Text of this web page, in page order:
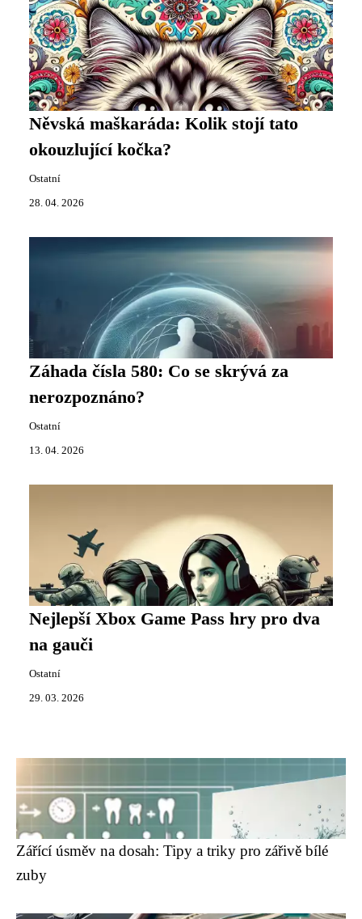
Něvská maškaráda: Kolik stojí tato
okouzlující kočka?
Ostatní
28. 04. 2026
Záhada čísla 580: Co se skrývá za
nerozpoznáno?
Ostatní
13. 04. 2026
Nejlepší Xbox Game Pass hry pro dva
na gauči
Ostatní
29. 03. 2026
Zářící úsměv na dosah: Tipy a triky pro zářivě bílé
zuby